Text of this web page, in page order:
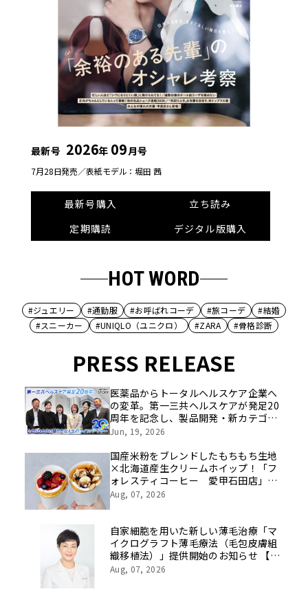
最新号 2026年 09月号
7月28日発売／表紙モデル：堀田 茜
最新号購入
立ち読み
定期購読
デジタル版購入
HOT WORD
#ジュエリー #通勤服 #お呼ばれコーデ #旅コーデ
#結婚
#スニーカー
#UNIQLO（ユニクロ） #ZARA #骨格診断
PRESS RELEASE
医薬品からトータルヘルスケア企業へ
の変革。第一三共ヘルスケアが発足20
周年を記念し、製品開発・新カテゴリ
挑戦の舞台や旧社統合時のエピソード
像を公開！
Jun, 19, 2026
国産米粉をブレンドしたもちもち生地
×北海道産生クリームホイップ！「フ
ォレスティコーヒー 愛甲石田店」に
て、８月１７日（月）からクレープ販
Aug, 07, 2026
自家細胞を用いた新しい薄毛治療「マ
イクログラフト薄毛療法（毛包皮膚組
織移植法）」提供開始のお知らせ 【医
療法人社団 青真会 青山エルクリニ
Aug, 07, 2026